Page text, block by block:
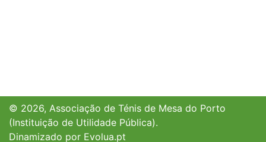
© 2026, Associação de Ténis de Mesa do Porto
(Instituição de Utilidade Pública).
Dinamizado por Evolua.pt